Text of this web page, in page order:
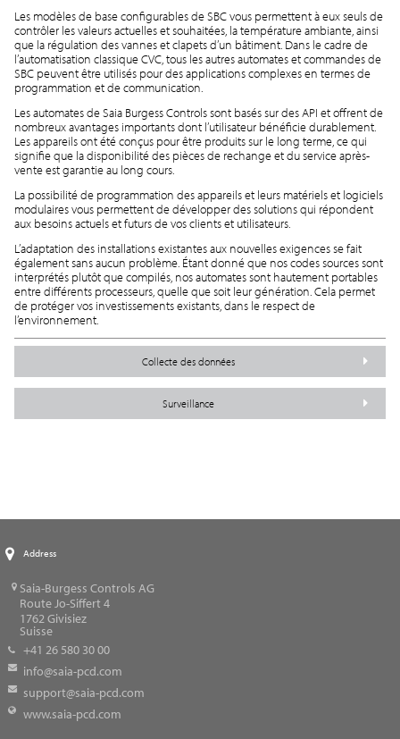
Les modèles de base configurables de SBC vous permettent à eux seuls de
contrôler les valeurs actuelles et souhaitées, la température ambiante, ainsi
que la régulation des vannes et clapets d’un bâtiment. Dans le cadre de
l’automatisation classique CVC, tous les autres automates et commandes de
SBC peuvent être utilisés pour des applications complexes en termes de
programmation et de communication.
Les automates de Saia Burgess Controls sont basés sur des API et offrent de
nombreux avantages importants dont l’utilisateur bénéficie durablement.
Les appareils ont été conçus pour être produits sur le long terme, ce qui
signifie que la disponibilité des pièces de rechange et du service après-
vente est garantie au long cours.
La possibilité de programmation des appareils et leurs matériels et logiciels
modulaires vous permettent de développer des solutions qui répondent
aux besoins actuels et futurs de vos clients et utilisateurs.
L’adaptation des installations existantes aux nouvelles exigences se fait
également sans aucun problème. Étant donné que nos codes sources sont
interprétés plutôt que compilés, nos automates sont hautement portables
entre différents processeurs, quelle que soit leur génération. Cela permet
de protéger vos investissements existants, dans le respect de
l’environnement.
Collecte des données
Surveillance
Address
Saia-Burgess Controls AG
Route Jo-Siffert 4
1762Givisiez
Suisse
+41 26 580 30 00
info@saia-pcd.com
support@saia-pcd.com
www.saia-pcd.com